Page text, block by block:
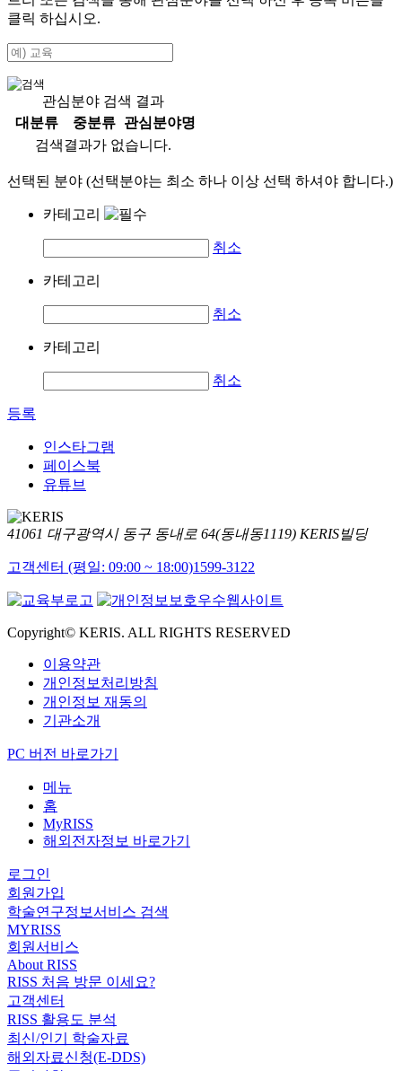
클릭 하십시오.
관심분야 검색 결과
대분류
중분류
관심분야명
검색결과가 없습니다.
선택된 분야 (선택분야는 최소 하나 이상 선택 하셔야 합니다.)
카테고리
취소
카테고리
취소
카테고리
취소
등록
인스타그램
페이스북
유튜브
41061 대구광역시 동구 동내로 64(동내동1119) KERIS빌딩
고객센터 (평일: 09:00 ~ 18:00)1599-3122
Copyright© KERIS. ALL RIGHTS RESERVED
이용약관
개인정보처리방침
개인정보 재동의
기관소개
PC 버전 바로가기
메뉴
홈
MyRISS
해외전자정보 바로가기
로그인
회원가입
학술연구정보서비스 검색
MYRISS
회원서비스
About RISS
RISS 처음 방문 이세요?
고객센터
RISS 활용도 분석
최신/인기 학술자료
해외자료신청(E-DDS)